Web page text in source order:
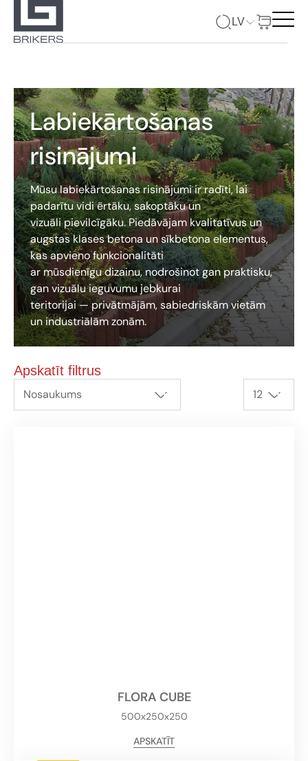
LV
Labiekārtošanas
risinājumi
Mūsu labiekārtošanas risinājumi ir radīti, lai
padarītu vidi ērtāku, sakoptāku un
vizuāli pievilcīgāku. Piedāvājam kvalitatīvus un
augstas klases betona un sīkbetona elementus,
kas apvieno funkcionalitāti
ar mūsdienīgu dizainu, nodrošinot gan praktisku,
gan vizuālu ieguvumu jebkurai
teritorijai — privātmājām, sabiedriskām vietām
un industriālām zonām.
Apskatīt filtrus
Nosaukums 12
FLORA CUBE
500x250x250
APSKATĪT